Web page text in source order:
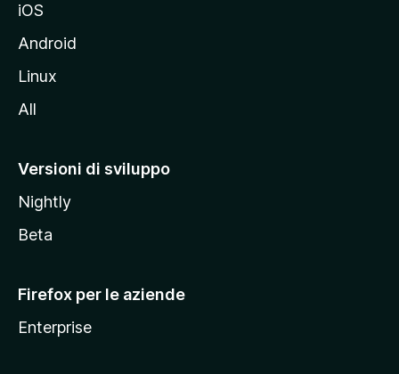
e
l
t
M
z
i
a
iOS
Android
Linux
All
Versioni di sviluppo
Nightly
Beta
Firefox per le aziende
Enterprise